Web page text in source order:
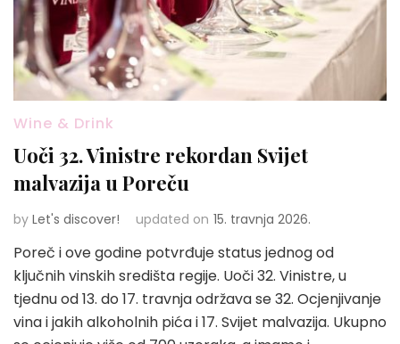
Wine & Drink
Uoči 32. Vinistre rekordan Svijet
malvazija u Poreču
by Let's discover! updated on 15. travnja 2026.
Poreč i ove godine potvrđuje status jednog od
ključnih vinskih središta regije. Uoči 32. Vinistre, u
tjednu od 13. do 17. travnja održava se 32. Ocjenjivanje
vina i jakih alkoholnih pića i 17. Svijet malvazija. Ukupno